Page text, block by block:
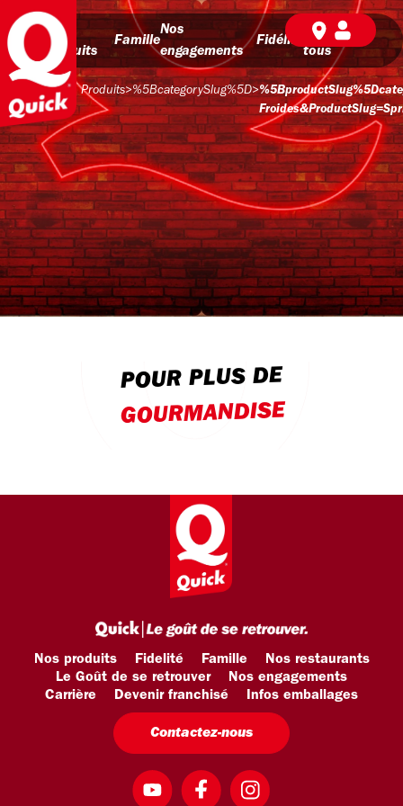
Nos
produits
Famille
Nos
engagements
Fidélité
BD pour
tous
Produits>%5BcategorySlug%5D>
POUR PLUS DE
GOURMANDISE
Nos produits Fidelité Famille
Nos restaurants
Le Goût de se retrouver
Nos engagements
Carrière
Devenir franchisé Infos emballages
Contactez-nous